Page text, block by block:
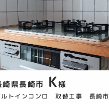
崎県長崎市 K様
ルトインコンロ 取替工事 長崎市